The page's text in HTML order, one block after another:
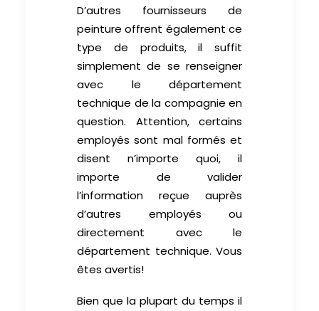
D’autres fournisseurs de
peinture offrent également ce
type de produits, il suffit
simplement de se renseigner
avec le département
technique de la compagnie en
question. Attention, certains
employés sont mal formés et
disent n’importe quoi, il
importe de valider
l’information reçue auprès
d’autres employés ou
directement avec le
département technique. Vous
êtes avertis!
Bien que la plupart du temps il